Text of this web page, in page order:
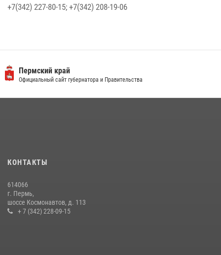
+7(342) 227-80-15; +7(342) 208-19-06
Пермский край
Официальный сайт губернатора и Правительства
КОНТАКТЫ
614066
г. Пермь,
шоссе Космонавтов, д. 113
+ 7 (342) 228-09-15